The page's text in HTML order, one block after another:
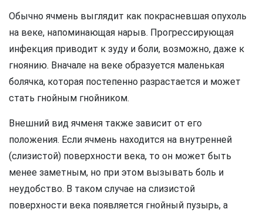
Обычно ячмень выглядит как покрасневшая опухоль
на веке, напоминающая нарыв. Прогрессирующая
инфекция приводит к зуду и боли, возможно, даже к
гноянию. Вначале на веке образуется маленькая
болячка, которая постепенно разрастается и может
стать гнойным гнойником.
Внешний вид ячменя также зависит от его
положения. Если ячмень находится на внутренней
(слизистой) поверхности века, то он может быть
менее заметным, но при этом вызывать боль и
неудобство. В таком случае на слизистой
поверхности века появляется гнойный пузырь, а